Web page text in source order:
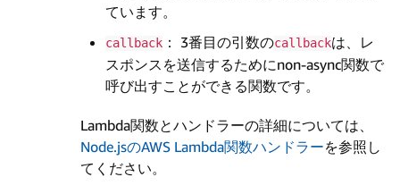
ています。
callback ： 3番目の引数のcallbackは、レ
スポンスを送信するためにnon-async関数で
呼び出すことができる関数です。
Lambda関数とハンドラーの詳細については、
Node.jsのAWS Lambda関数ハンドラーを参照し
てください。